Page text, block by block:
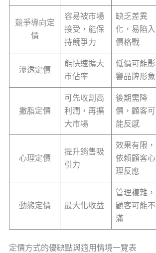
競爭導向定
價
容易被市場
接受，能保
持競爭力
缺乏差異
化，易陷入
價格戰
滲透定價
能快速擴大
市佔率
低價可能影
響品牌形象
撇脂定價
可先收割高
利潤，再擴
大市場
後期需降
價，顧客可
能反感
心理定價
提升銷售吸
引力
效果有限，
依賴顧客心
理反應
動態定價 最大化收益
管理複雜，
顧客可能不
滿
定價方式的優缺點與適用情境一覽表